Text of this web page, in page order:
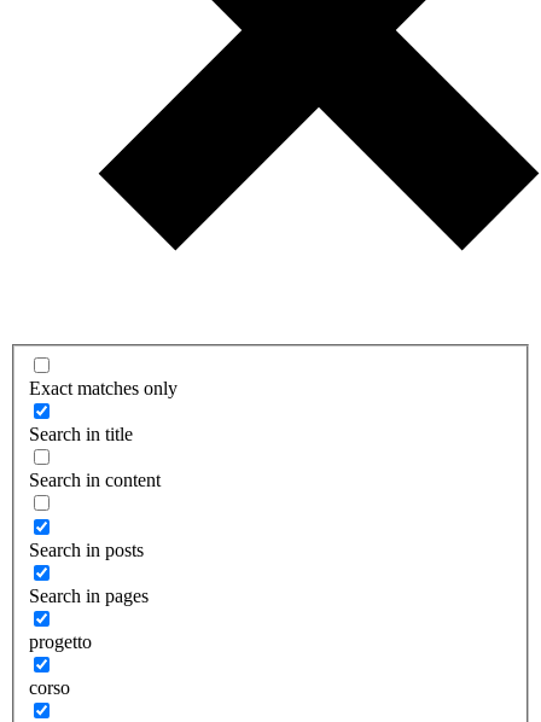
Exact matches only
Search in title
Search in content
Search in posts
Search in pages
progetto
corso